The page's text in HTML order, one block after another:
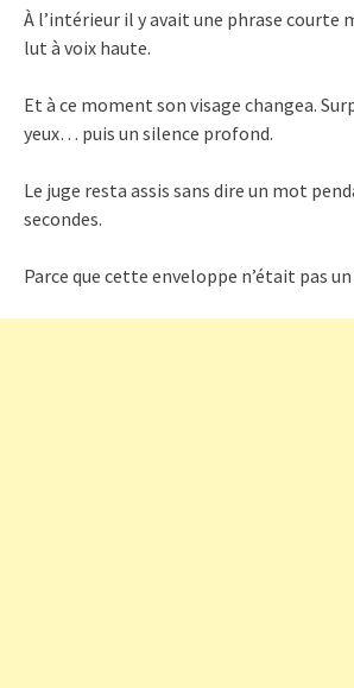
À l’intérieur il y avait une phrase courte
lut à voix haute.
Et à ce moment son visage changea.
yeux… puis un silence profond.
Le juge resta assis sans dire un mot
secondes.
Parce que cette enveloppe n’était pas